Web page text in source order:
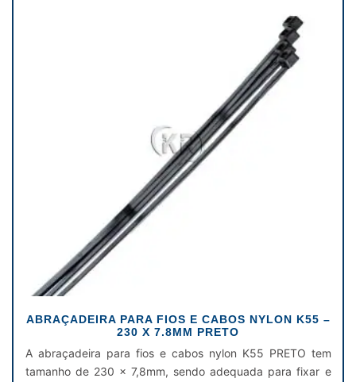
ABRAÇADEIRA PARA FIOS E CABOS NYLON K55 –
230 X 7.8MM PRETO
A abraçadeira para fios e cabos nylon K55 PRETO tem
tamanho de 230 x 7,8mm, sendo adequada para fixar e